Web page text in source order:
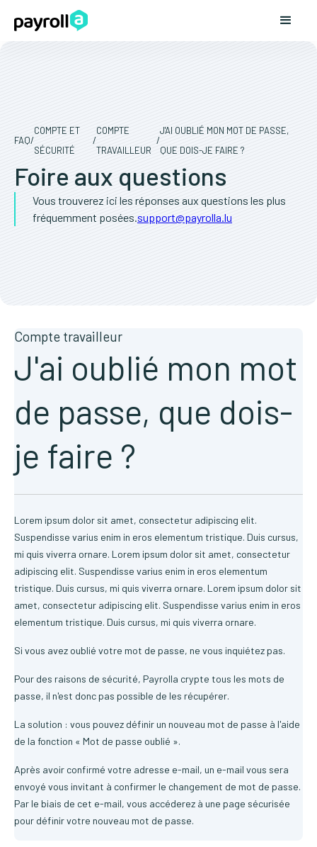
FAQ/
COMPTE ET
SÉCURITÉ
/
COMPTE
TRAVAILLEUR
/
J'AI OUBLIÉ MON MOT DE PASSE,
QUE DOIS-JE FAIRE ?
Foire aux questions
Vous trouverez ici les réponses aux questions les plus
fréquemment posées.support@payrolla.lu
Compte travailleur
J'ai oublié mon mot
de passe, que dois-
je faire ?
Lorem ipsum dolor sit amet, consectetur adipiscing elit.
Suspendisse varius enim in eros elementum tristique. Duis cursus,
mi quis viverra ornare. Lorem ipsum dolor sit amet, consectetur
adipiscing elit. Suspendisse varius enim in eros elementum
tristique. Duis cursus, mi quis viverra ornare. Lorem ipsum dolor sit
amet, consectetur adipiscing elit. Suspendisse varius enim in eros
elementum tristique. Duis cursus, mi quis viverra ornare.
Si vous avez oublié votre mot de passe, ne vous inquiétez pas.
Pour des raisons de sécurité, Payrolla crypte tous les mots de
passe, il n'est donc pas possible de les récupérer.
La solution : vous pouvez définir un nouveau mot de passe à l'aide
de la fonction « Mot de passe oublié ».
Après avoir confirmé votre adresse e-mail, un e-mail vous sera
envoyé vous invitant à confirmer le changement de mot de passe.
Par le biais de cet e-mail, vous accéderez à une page sécurisée
pour définir votre nouveau mot de passe.